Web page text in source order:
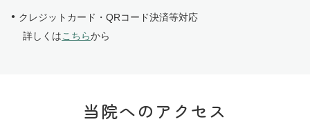
クレジットカード・QRコード決済等対応
詳しくはこちらから
当院へのアクセス